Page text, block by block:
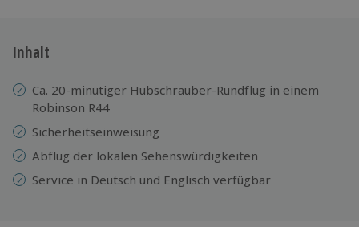
3 Jahre gültig & verlängerbar.
Inhalt
Ca. 20-minütiger Hubschrauber-Rundflug in einem
Robinson R44
Sicherheitseinweisung
Abflug der lokalen Sehenswürdigkeiten
Service in Deutsch und Englisch verfügbar